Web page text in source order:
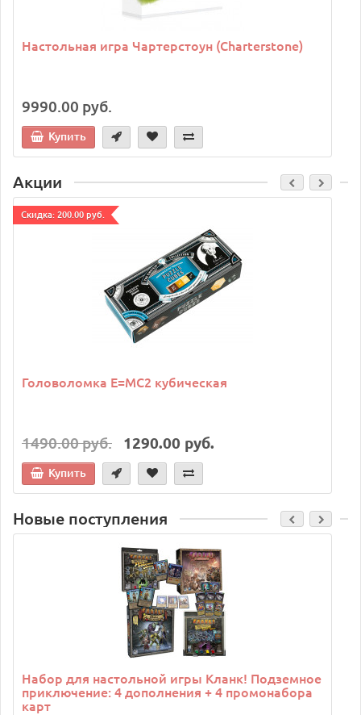
Настольная игра Чартерстоун (Charterstone)
9990.00 руб.
Купить
Акции
Cкидка: 200.00 руб.
Головоломка E=MC2 кубическая
1490.00 руб. 1290.00 руб.
Купить
Новые поступления
Набор для настольной игры Кланк! Подземное
приключение: 4 дополнения + 4 промонабора
карт